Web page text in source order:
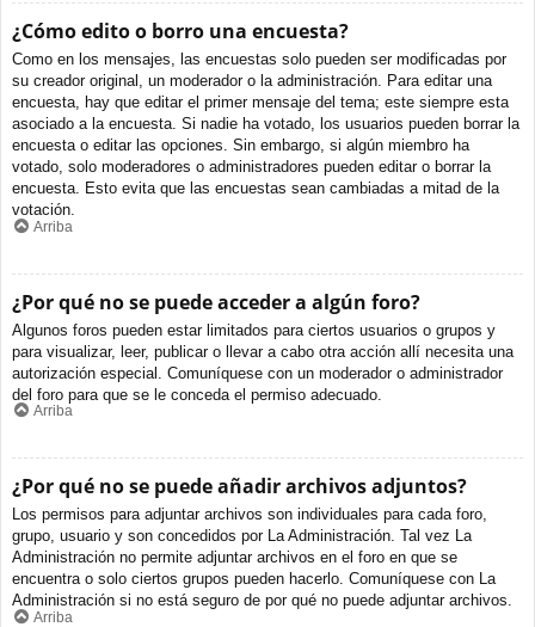
¿Cómo edito o borro una encuesta?
Como en los mensajes, las encuestas solo pueden ser modificadas por
su creador original, un moderador o la administración. Para editar una
encuesta, hay que editar el primer mensaje del tema; este siempre esta
asociado a la encuesta. Si nadie ha votado, los usuarios pueden borrar la
encuesta o editar las opciones. Sin embargo, si algún miembro ha
votado, solo moderadores o administradores pueden editar o borrar la
encuesta. Esto evita que las encuestas sean cambiadas a mitad de la
votación.
Arriba
¿Por qué no se puede acceder a algún foro?
Algunos foros pueden estar limitados para ciertos usuarios o grupos y
para visualizar, leer, publicar o llevar a cabo otra acción allí necesita una
autorización especial. Comuníquese con un moderador o administrador
del foro para que se le conceda el permiso adecuado.
Arriba
¿Por qué no se puede añadir archivos adjuntos?
Los permisos para adjuntar archivos son individuales para cada foro,
grupo, usuario y son concedidos por La Administración. Tal vez La
Administración no permite adjuntar archivos en el foro en que se
encuentra o solo ciertos grupos pueden hacerlo. Comuníquese con La
Administración si no está seguro de por qué no puede adjuntar archivos.
Arriba